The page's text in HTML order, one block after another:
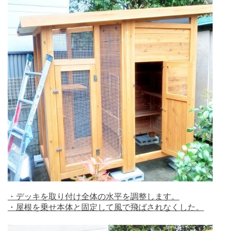
・ デッキを取り付け全体の水平を調整します。
・屋根を乗せ本体と固定して風で飛ばされなくした。